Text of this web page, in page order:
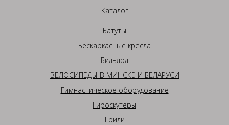
Каталог
Батуты
Бескаркасные кресла
Бильярд
ВЕЛОСИПЕДЫ В МИНСКЕ И БЕЛАРУСИ
Гимнастическое оборудование
Гироскутеры
Грили